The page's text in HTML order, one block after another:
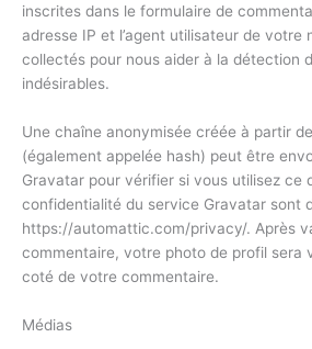
inscrites dans le formulaire de
adresse IP et l’agent utilisateur de votre
collectés pour nous aider à la détection
indésirables.
Une chaîne anonymisée créée à partir
(également appelée hash) peut être
Gravatar pour vérifier si vous utilisez ce
confidentialité du service Gravatar sont
https://automattic.com/privacy/. Après
commentaire, votre photo de profil sera
coté de votre commentaire.
Médias